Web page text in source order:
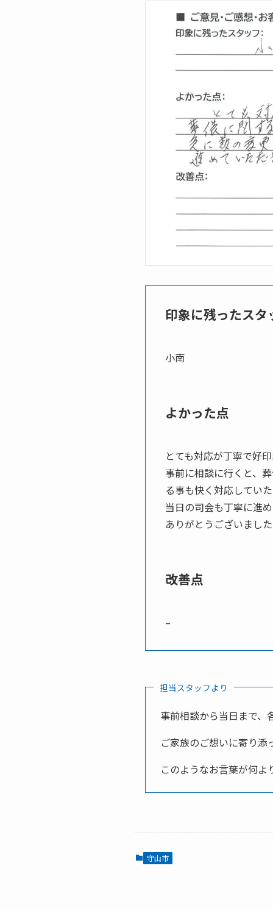
印象に残ったスタ
小南
よかった点
とても対応が丁寧で好
事前に相談に行くと、
る事も快く対応してい
当日の司会も丁寧に進
ありがとうございまし
改善点
–
担当スタッフより
事前相談から当日まで、
ご家族のご想いに寄り
このようなお言葉が何
守山市